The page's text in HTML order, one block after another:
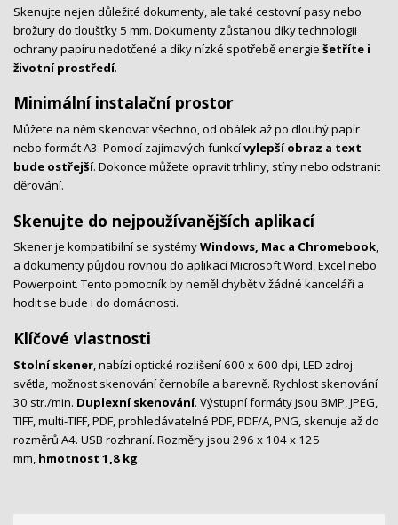
Skenujte nejen důležité dokumenty, ale také cestovní pasy nebo
brožury do tloušťky 5 mm. Dokumenty zůstanou díky technologii
ochrany papíru nedotčené a díky nízké spotřebě energie šetříte i
životní prostředí.
Minimální instalační prostor
Můžete na něm skenovat všechno, od obálek až po dlouhý papír
nebo formát A3. Pomocí zajímavých funkcívylepší obraz a text
bude ostřejší. Dokonce můžete opravit trhliny, stíny nebo odstranit
děrování.
Skenujte do nejpoužívanějších aplikací
Skener je kompatibilní se systémyWindows, Mac a Chromebook,
a dokumenty půjdou rovnou do aplikací Microsoft Word, Excel nebo
Powerpoint. Tento pomocník by neměl chybět v žádné kanceláři a
hodit se bude i do domácnosti.
Klíčové vlastnosti
Stolní skener, nabízí optické rozlišení 600 x 600 dpi, LED zdroj
světla, možnost skenování černobíle a barevně. Rychlost skenování
30 str./min. Duplexní skenování. Výstupní formáty jsou BMP, JPEG,
TIFF, multi-TIFF, PDF, prohledávatelné PDF, PDF/A, PNG, skenuje až do
rozměrů A4. USB rozhraní. Rozměry jsou 296 x 104 x 125
mm, hmotnost 1,8 kg.